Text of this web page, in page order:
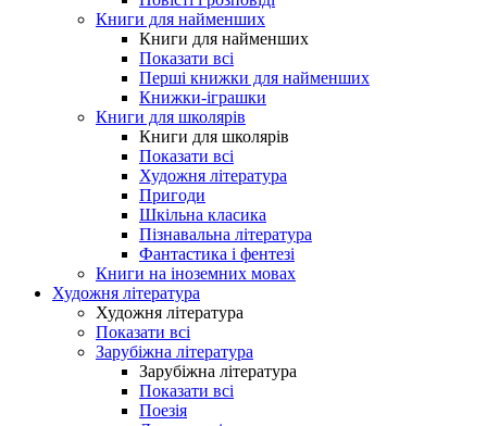
Книги для найменших
Книги для найменших
Показати всі
Перші книжки для найменших
Книжки-іграшки
Книги для школярів
Книги для школярів
Показати всі
Художня література
Пригоди
Шкільна класика
Пізнавальна література
Фантастика і фентезі
Книги на іноземних мовах
Художня література
Художня література
Показати всі
Зарубіжна література
Зарубіжна література
Показати всі
Поезія